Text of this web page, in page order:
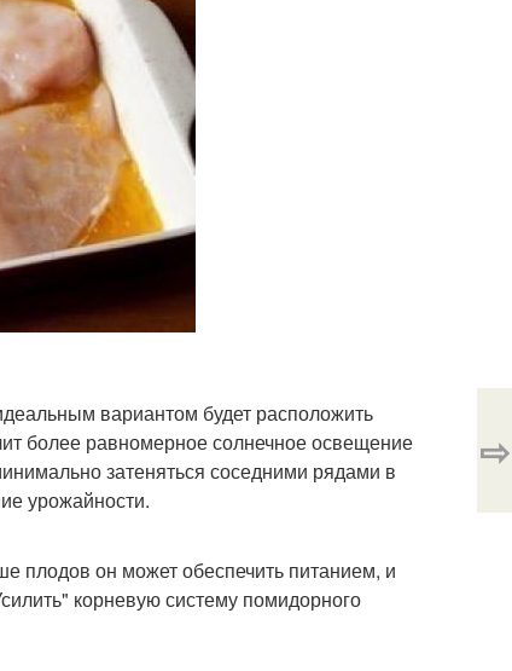
вариантом будет расположить
более равномерное солнечное освещение
затеняться соседними рядами в
урожайности.
плодов он может обеспечить питанием, и
корневую систему помидорного
⇨